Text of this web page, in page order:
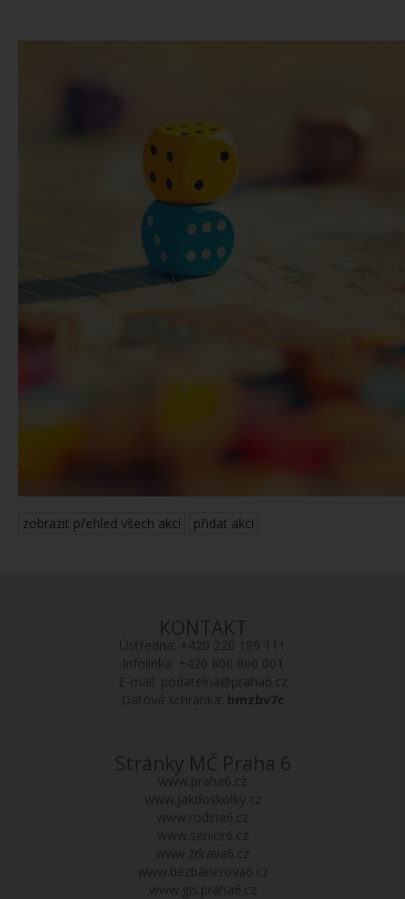
zobrazit přehled všech akcí přidat akci
KONTAKT
Ústředna: +420 220 189 111
Infolinka: +420 800 800 001
E-mail: podatelna@praha6.cz
Datová schránka: bmzbv7c
Stránky MČ Praha 6
www.praha6.cz
www.jakdoskolky.cz
www.rodina6.cz
www.senior6.cz
www.zdrava6.cz
www.bezbarierova6.cz
www.gis.praha6.cz